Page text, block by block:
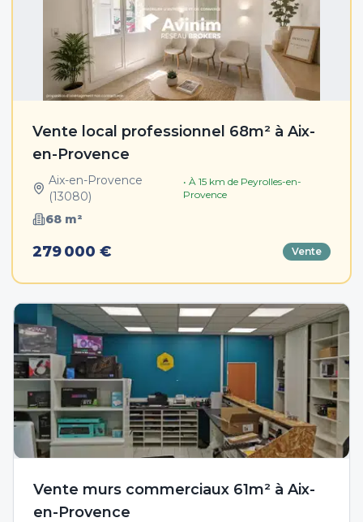
Vente local professionnel 68m² à Aix-
en-Provence
Aix-en-Provence
(13080)
• À 15km de Peyrolles-en-
Provence
68 m²
279 000 € Vente
Vente murs commerciaux 61m² à Aix-
en-Provence